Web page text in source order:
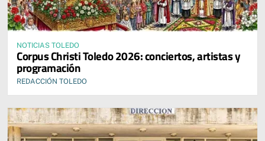
NOTICIAS TOLEDO
Corpus Christi Toledo 2026: conciertos, artistas y
programación
REDACCIÓN TOLEDO